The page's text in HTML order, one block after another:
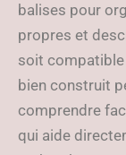
balises pour
propres et
soit compatible
bien construit
comprendre
qui aide